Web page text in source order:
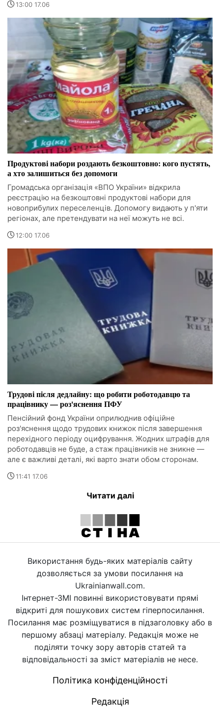
13:00 17.06
Продуктові набори роздають безкоштовно: кого пустять,
а хто залишиться без допомоги
Громадська організація «ВПО України» відкрила
реєстрацію на безкоштовні продуктові набори для
новоприбулих переселенців. Допомогу видають у п'яти
регіонах, але претендувати на неї можуть не всі.
12:00 17.06
Трудові після дедлайну: що робити роботодавцю та
працівнику — роз'яснення ПФУ
Пенсійний фонд України оприлюднив офіційне
роз'яснення щодо трудових книжок після завершення
перехідного періоду оцифрування. Жодних штрафів для
роботодавців не буде, а стаж працівників не зникне —
але є важливі деталі, які варто знати обом сторонам.
11:41 17.06
Читати далі
Використання будь-яких матеріалів сайту
дозволяється за умови посилання на
Ukrainianwall.com.
Інтернет-ЗМІ повинні використовувати прямі
відкриті для пошукових систем гіперпосилання.
Посилання має розміщуватися в підзаголовку або в
першому абзаці матеріалу. Редакція може не
поділяти точку зору авторів статей та
відповідальності за зміст матеріалів не несе.
Політика конфіденційності
Редакція